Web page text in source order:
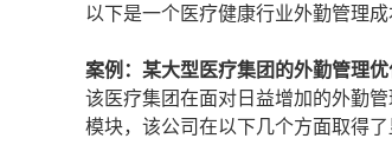
以下是一个医疗健康行业外勤管理成
案例：某大型医疗集团的外勤管理
该医疗集团在面对日益增加的外勤
模块，该公司在以下几个方面取得了